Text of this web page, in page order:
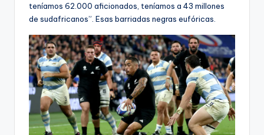
teníamos 62.000 aficionados, teníamos a 43 millones
de sudafricanos”. Esas barriadas negras eufóricas.